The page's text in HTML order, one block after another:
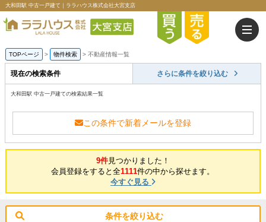
大和田駅 中古一戸建て｜ララハウス株式会社大宮支店
TOPページ > 物件検索 > 不動産情報一覧
現在の検索条件 さらに条件を絞り込む
大和田駅 中古一戸建ての検索結果一覧
この条件で新着メールを登録
9件見つかりました！
会員登録をすると全1111件の中から探せます。
今すぐ見る
条件を絞り込む